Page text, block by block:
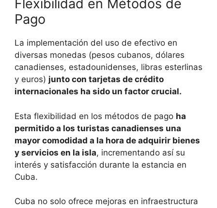
Flexibilidad en Métodos de
Pago
La implementación del uso de efectivo en
diversas monedas (pesos cubanos, dólares
canadienses, estadounidenses, libras esterlinas
y euros) junto con tarjetas de crédito
internacionales ha sido un factor crucial.
Esta flexibilidad en los métodos de pago ha
permitido a los turistas canadienses una
mayor comodidad a la hora de adquirir bienes
y servicios en la isla, incrementando así su
interés y satisfacción durante la estancia en
Cuba.
Cuba no solo ofrece mejoras en infraestructura